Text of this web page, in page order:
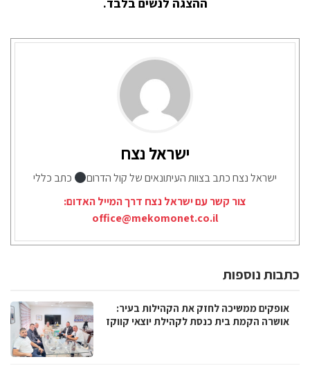
ההצגה לנשים בלבד.
ישראל נצח
ישראל נצח כתב בצוות העיתונאים של קול הדרום
כתב כללי
צור קשר עם ישראל נצח דרך המייל האדום:
office@mekomonet.co.il
כתבות נוספות
אופקים ממשיכה לחזק את הקהילות בעיר:
אושרה הקמת בית כנסת לקהילת יוצאי קווקז